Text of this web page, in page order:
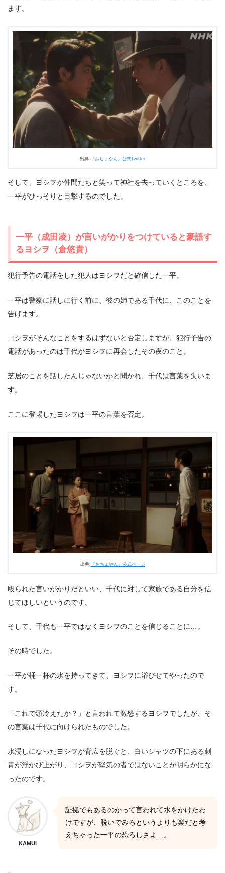
ます。
出典: 『おちょやん』公式Twitter
そして、ヨシヲが仲間たちと笑って神社を去っていくところを、
一平がひっそりと目撃するのでした。
一平（成田凌）が言いがかりをつけていると豪語す
るヨシヲ（倉悠貴）
犯行予告の電話をした犯人はヨシヲだと確信した一平。
一平は警察に話しに行く前に、彼の姉である千代に、このことを
告げます。
ヨシヲがそんなことをするはずないと否定しますが、犯行予告の
電話があったのは千代がヨシヲに再会したその夜のこと。
芝居のことを話したんじゃないかと聞かれ、千代は言葉を失いま
す。
ここに登場したヨシヲは一平の言葉を否定。
出典: 『おちょやん』公式ページ
殴られた言いがかりだといい、千代に対して家族である自分を信
じてほしいというのです。
そして、千代も一平ではなくヨシヲのことを信じることに…。
その時でした。
一平が桶一杯の水を持ってきて、ヨシヲに浴びせてやったので
す。
「これで頭冷えたか？」と言われて激怒するヨシヲでしたが、そ
の言葉は千代に向けられたものでした。
水浸しになったヨシヲが背広を脱ぐと、白いシャツの下にある刺
青が浮かび上がり、ヨシヲが堅気の者ではないことが明らかにな
ったのです。
KAMUI
証拠でもあるのかって言われて水をかけたわ
けですが、脱いでみろというよりも楽だと考
えちゃった一平の恐ろしさよ…。